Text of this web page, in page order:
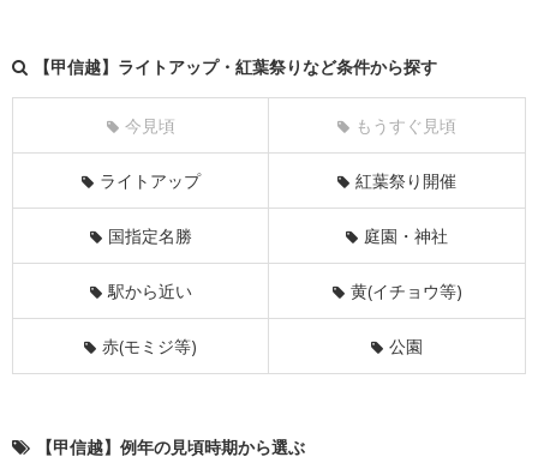
【甲信越】ライトアップ・紅葉祭りなど条件から探す
今見頃 もうすぐ見頃
ライトアップ 紅葉祭り開催
国指定名勝 庭園・神社
駅から近い 黄(イチョウ等)
赤(モミジ等) 公園
【甲信越】例年の見頃時期から選ぶ